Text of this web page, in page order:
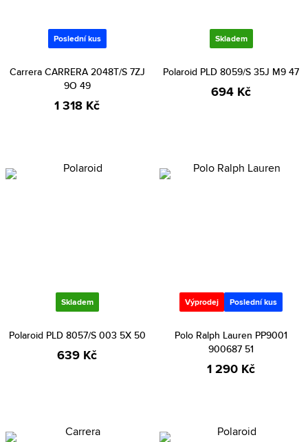
Poslední kus
Carrera CARRERA 2048T/S 7ZJ
9O 49
1 318 Kč
Skladem
Polaroid PLD 8059/S 35J M9 47
694 Kč
Skladem
Polaroid PLD 8057/S 003 5X 50
639 Kč
Výprodej Poslední kus
Polo Ralph Lauren PP9001
900687 51
1 290 Kč